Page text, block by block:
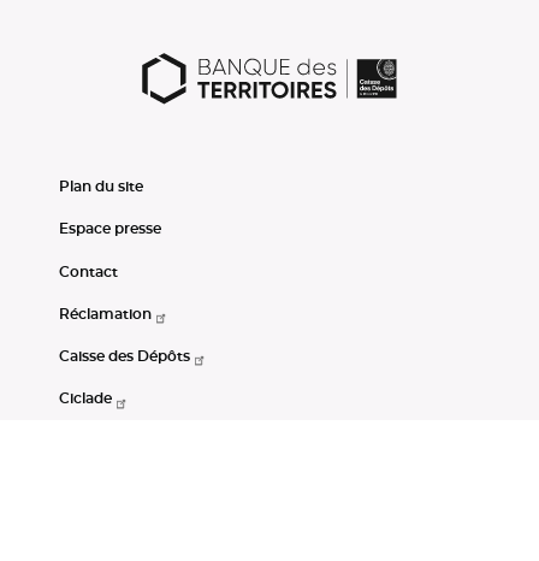
Plan du site
Espace presse
Contact
Réclamation
Caisse des Dépôts
Ciclade